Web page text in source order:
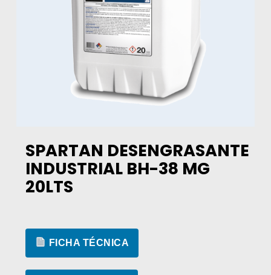
SPARTAN DESENGRASANTE
INDUSTRIAL BH-38 MG
20LTS
FICHA TÉCNICA